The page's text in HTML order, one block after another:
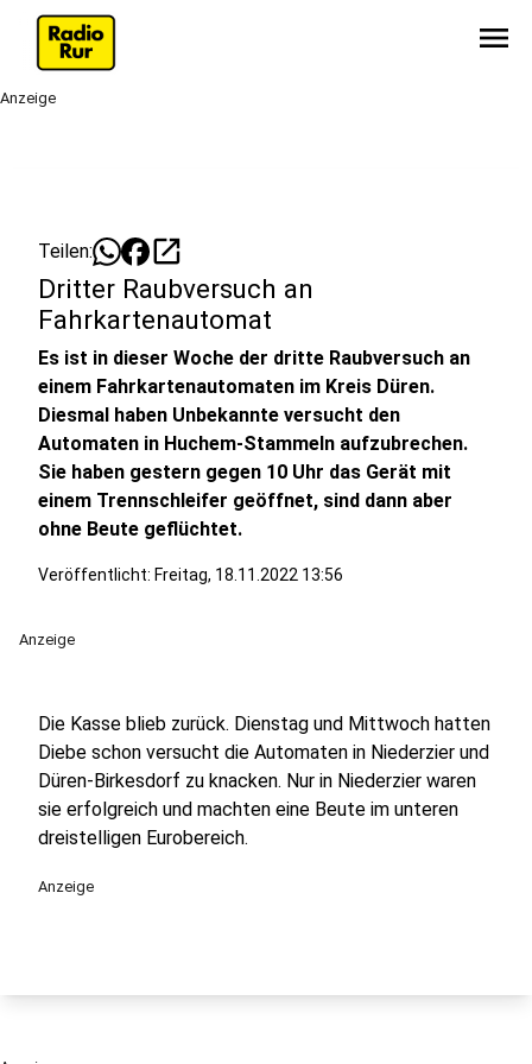
menu
Anzeige
Teilen: open_in_new
Dritter Raubversuch an
Fahrkartenautomat
Es ist in dieser Woche der dritte Raubversuch an
einem Fahrkartenautomaten im Kreis Düren.
Diesmal haben Unbekannte versucht den
Automaten in Huchem-Stammeln aufzubrechen.
Sie haben gestern gegen 10 Uhr das Gerät mit
einem Trennschleifer geöffnet, sind dann aber
ohne Beute geflüchtet.
Veröffentlicht: Freitag, 18.11.2022 13:56
Anzeige
Die Kasse blieb zurück. Dienstag und Mittwoch hatten
Diebe schon versucht die Automaten in Niederzier und
Düren-Birkesdorf zu knacken. Nur in Niederzier waren
sie erfolgreich und machten eine Beute im unteren
dreistelligen Eurobereich.
Anzeige